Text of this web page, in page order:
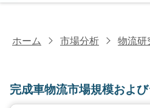
ホーム 市場分析 物流研
完成車物流市場規模およ